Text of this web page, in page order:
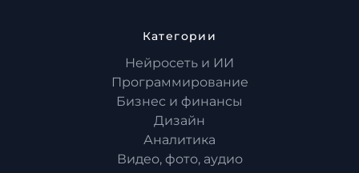
Категории
Нейросеть и ИИ
Программирование
Бизнес и финансы
Дизайн
Аналитика
Видео, фото, аудио